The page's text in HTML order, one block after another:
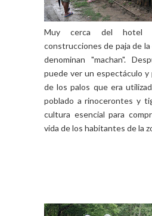
Muy cerca del hotel
construcciones de paja de
denominan "machan".
puede ver un espectáculo y
de los palos que era
poblado a rinocerontes y
cultura esencial para
vida de los habitantes de la